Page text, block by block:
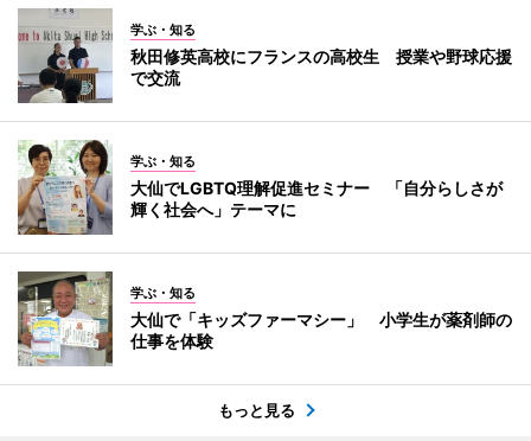
学ぶ・知る
秋田修英高校にフランスの高校生 授業や野球応援
で交流
学ぶ・知る
大仙でLGBTQ理解促進セミナー 「自分らしさが
輝く社会へ」テーマに
学ぶ・知る
大仙で「キッズファーマシー」 小学生が薬剤師の
仕事を体験
もっと見る